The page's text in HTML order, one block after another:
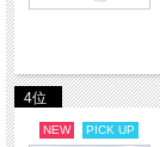
4位
NEW PICK UP